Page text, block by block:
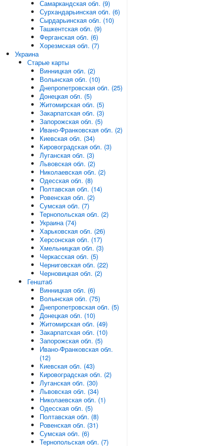
Самаркандская обл. (9)
Сурхандарьинская обл. (6)
Сырдарьинская обл. (10)
Ташкентская обл. (9)
Ферганская обл. (6)
Хорезмская обл. (7)
Украина
Старые карты
Винницкая обл. (2)
Волынская обл. (10)
Днепропетровская обл. (25)
Донецкая обл. (5)
Житомирская обл. (5)
Закарпатская обл. (3)
Запорожская обл. (5)
Ивано-Франковская обл. (2)
Киевская обл. (34)
Кировоградская обл. (3)
Луганская обл. (3)
Львовская обл. (2)
Николаевская обл. (2)
Одесская обл. (8)
Полтавская обл. (14)
Ровенская обл. (2)
Сумская обл. (7)
Тернопольская обл. (2)
Украина (74)
Харьковская обл. (26)
Херсонская обл. (17)
Хмельницкая обл. (3)
Черкасская обл. (5)
Черниговская обл. (22)
Черновицкая обл. (2)
Генштаб
Винницкая обл. (6)
Волынская обл. (75)
Днепропетровская обл. (5)
Донецкая обл. (10)
Житомирская обл. (49)
Закарпатская обл. (10)
Запорожская обл. (5)
Ивано-Франковская обл.
(12)
Киевская обл. (43)
Кировоградская обл. (2)
Луганская обл. (30)
Львовская обл. (34)
Николаевская обл. (1)
Одесская обл. (5)
Полтавская обл. (8)
Ровенская обл. (31)
Сумская обл. (6)
Тернопольская обл. (7)